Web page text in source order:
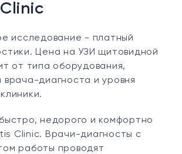
исследование - платный
Цена на УЗИ щитовидной
от типа оборудования,
врача-диагноста и уровня
недорого и комфортно
Clinic. Врачи-диагносты с
работы проводят